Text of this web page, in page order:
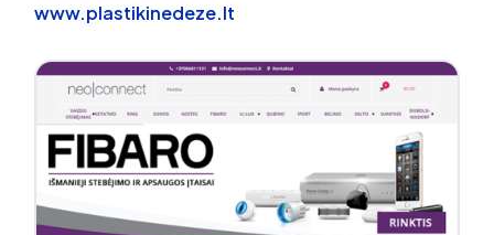
www.plastikinedeze.lt